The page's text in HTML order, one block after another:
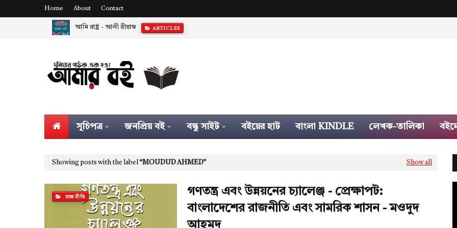
Home About Contact
আমি রাষ্ট্র - আলী রীয়াজ ARTICLES
সূচিপত্র জনপ্রিয় বই বন্ধু সাইট বইয়ের হাট বাংলা KINDLE লেখক-তালিকা
Showing posts with the label MOUDUD AHMED Show all
রাজনীতি
গণতন্ত্র এবং উন্নয়নের চ্যালেঞ্জ - প্রেক্ষাপট:
বাংলাদেশের রাজনীতি এবং সামরিক শাসন - মওদুদ
আহমদ